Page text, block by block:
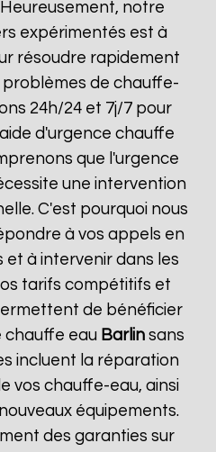
notre
expérimentés est à
résoudre rapidement
de chauffe-
24h/24 et 7j/7 pour
d'urgence chauffe
que l'urgence
une intervention
C'est pourquoi nous
à vos appels en
et à intervenir dans les
tarifs compétitifs et
de bénéficier
chauffe eau Barlinsans
incluent la réparation
vos chauffe-eau, ainsi
équipements.
des garanties sur